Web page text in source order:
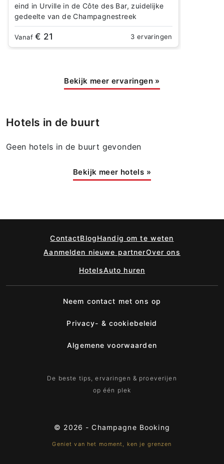
eind in Urville in de Côte des Bar, zuidelijke
gedeelte van de Champagnestreek
Vanaf€ 21 3 ervaringen
Bekijk meer ervaringen »
Hotels in de buurt
Geen hotels in de buurt gevonden
Bekijk meer hotels »
ContactBlogHandig om te weten
Aanmelden nieuwe partnerOver ons
HotelsAuto huren
Neem contact met ons op
Privacy- & cookiebeleid
Algemene voorwaarden
De beste tips, ervaringen & proeverijen
op één plek
© 2026 -Champagne Booking
Geniet van het moment, ken je grenzen